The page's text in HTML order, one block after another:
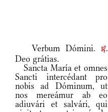
Verbum Dómini.
r.
Deo grátias.
Sancta María et omnes
Sancti intercédant pro
nobis ad Dóminum, ut
nos mereámur ab eo
adiuvári et salvári, qui